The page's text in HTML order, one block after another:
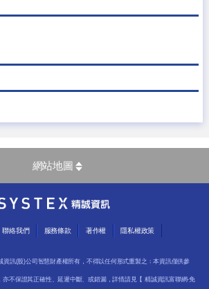
網站地圖
聯絡我們 服務條款 著作權
隱私權政策
訊(股)公司智慧財產權所有，不得以任何形式重製之﹔本資訊僅供參
不保證其正確性、延遲中斷、或錯漏，詳情請見【 精誠資訊富聯網-免